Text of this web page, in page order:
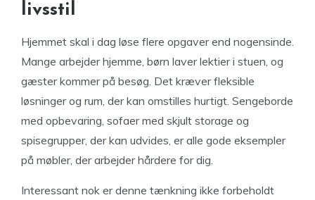
livsstil
Hjemmet skal i dag løse flere opgaver end nogensinde.
Mange arbejder hjemme, børn laver lektier i stuen, og
gæster kommer på besøg. Det kræver fleksible
løsninger og rum, der kan omstilles hurtigt. Sengeborde
med opbevaring, sofaer med skjult storage og
spisegrupper, der kan udvides, er alle gode eksempler
på møbler, der arbejder hårdere for dig.
Interessant nok er denne tænkning ikke forbeholdt